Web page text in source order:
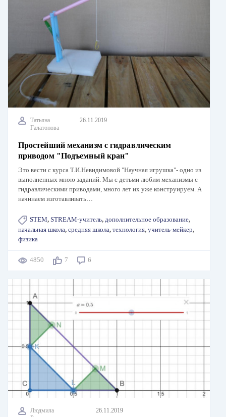
Татьяна
Галатонова
26.11.2019
Простейший механизм с гидравлическим
приводом "Подъемный кран"
Это вести с курса Т.И.Невидимовой "Научная игрушка"- одно из
выполненных мною заданий. Мы с детьми любим механизмы с
гидравлическими приводами, много лет их уже конструируем. А
начинаем изготавливать…
STEM, STREAM-учитель, дополнительное образование,
начальная школа, средняя школа, технология, учитель-мейкер,
физика
4850 7 6
Людмила
26.11.2019